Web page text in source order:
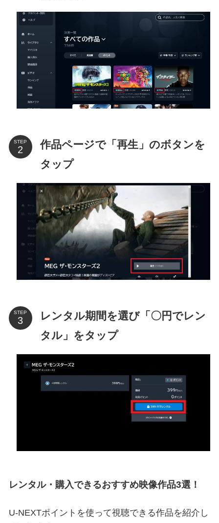
STEP
作品ページで「再生」のボタンを
タップ
STEP
レンタル期間を選び「〇円でレン
タル」をタップ
レンタル・購入できるおすすめ映像作品3選！
U-NEXTポイントを使って視聴できる作品を紹介し